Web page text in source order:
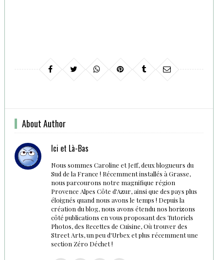
About Author
Ici et Là-Bas
Nous sommes Caroline et Jeff, deux blogueurs du
Sud de la France ! Récemment installés à Grasse,
nous parcourons notre magnifique région
Provence Alpes Côte d'Azur, ainsi que des pays plus
éloignés quand nous avons le temps ! Depuis la
création du blog, nous avons étendu nos horizons
côté publications en vous proposant des Tutoriels
Photos, des Recettes de Cuisine, Où trouver des
Street Arts, un peu d'Urbex et plus récemment une
section Zéro Déchet !